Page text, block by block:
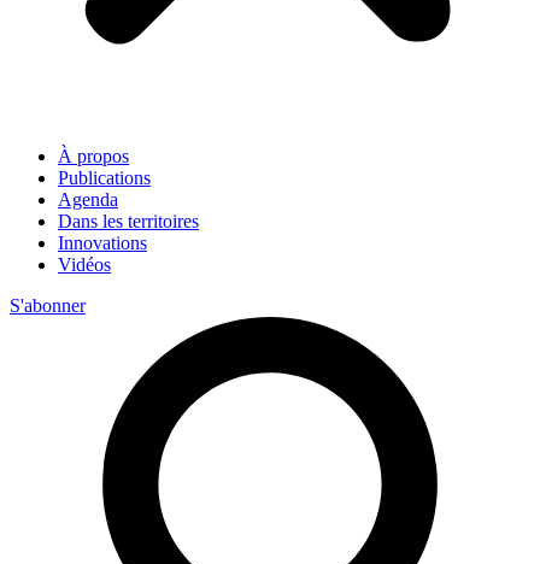
À propos
Publications
Agenda
Dans les territoires
Innovations
Vidéos
S'abonner